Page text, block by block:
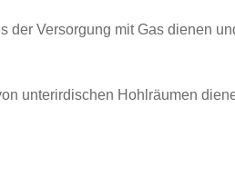
Versorgung mit Gas dienen
unterirdischen Hohlräumen